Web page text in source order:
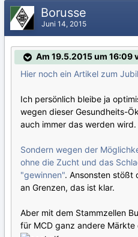
Borusse
Juni 14, 2015
Am 19.5.2015 um 16:09
Hier noch ein Artikel zum
Ich persönlich bleibe ja
wegen dieser Gesundheits-
auch immer das werden wird.
Sondern wegen der
ohne die Zucht und das
"gewinnen". Ansonsten stößt
an Grenzen, das ist klar.
Aber mit dem Stammzellen
für MCD ganz andere